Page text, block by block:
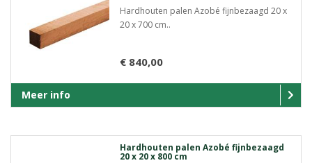
Hardhouten palen Azobé fijnbezaagd 20 x
20 x 700 cm..
€ 840,00
Meer info
Hardhouten palen Azobé fijnbezaagd
20 x 20 x 800 cm